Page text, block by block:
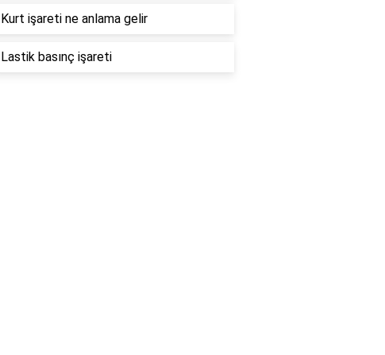
Kurt işareti ne anlama gelir
Lastik basınç işareti